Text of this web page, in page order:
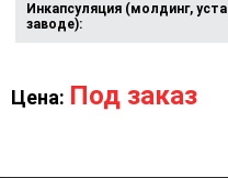
Инкапсуляция (молдинг,
заводе):
Цена: Под заказ